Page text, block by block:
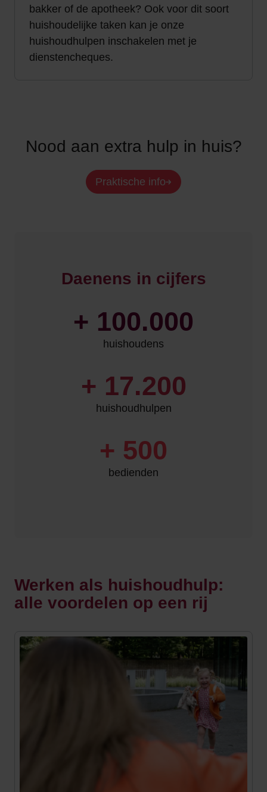
bakker of de apotheek? Ook voor dit soort
huishoudelijke taken kan je onze
huishoudhulpen inschakelen met je
dienstencheques.
Nood aan extra hulp in huis?
Praktische info
Daenens in cijfers
+ 100.000
huishoudens
+ 17.200
huishoudhulpen
+ 500
bedienden
Werken als huishoudhulp:
alle voordelen op een rij